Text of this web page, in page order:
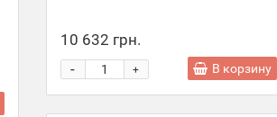
10 632 грн.
+
- В корзину